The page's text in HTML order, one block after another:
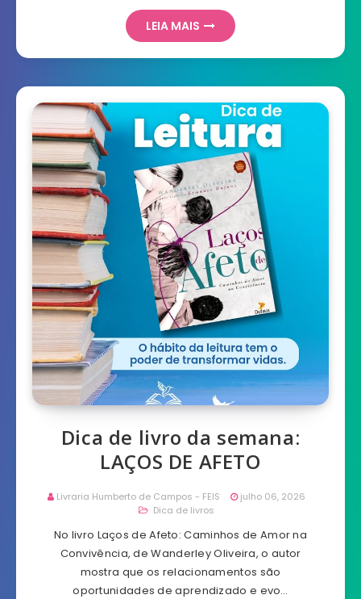
LEIA MAIS
Dica de livro da semana:
LAÇOS DE AFETO
Livraria Humberto de Campos - FEIS
julho 06, 2026
Dica de livros
No livro Laços de Afeto: Caminhos de Amor na
Convivência, de Wanderley Oliveira, o autor
mostra que os relacionamentos são
oportunidades de aprendizado e evo…